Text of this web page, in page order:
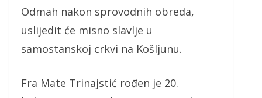
Odmah nakon sprovodnih obreda,
uslijedit će misno slavlje u
samostanskoj crkvi na Košljunu.
Fra Mate Trinajstić rođen je 20.